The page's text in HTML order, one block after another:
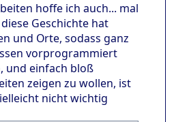
hoffe ich auch... mal
Geschichte hat
und Orte, sodass ganz
vorprogrammiert
und einfach bloß
zeigen zu wollen, ist
nicht wichtig